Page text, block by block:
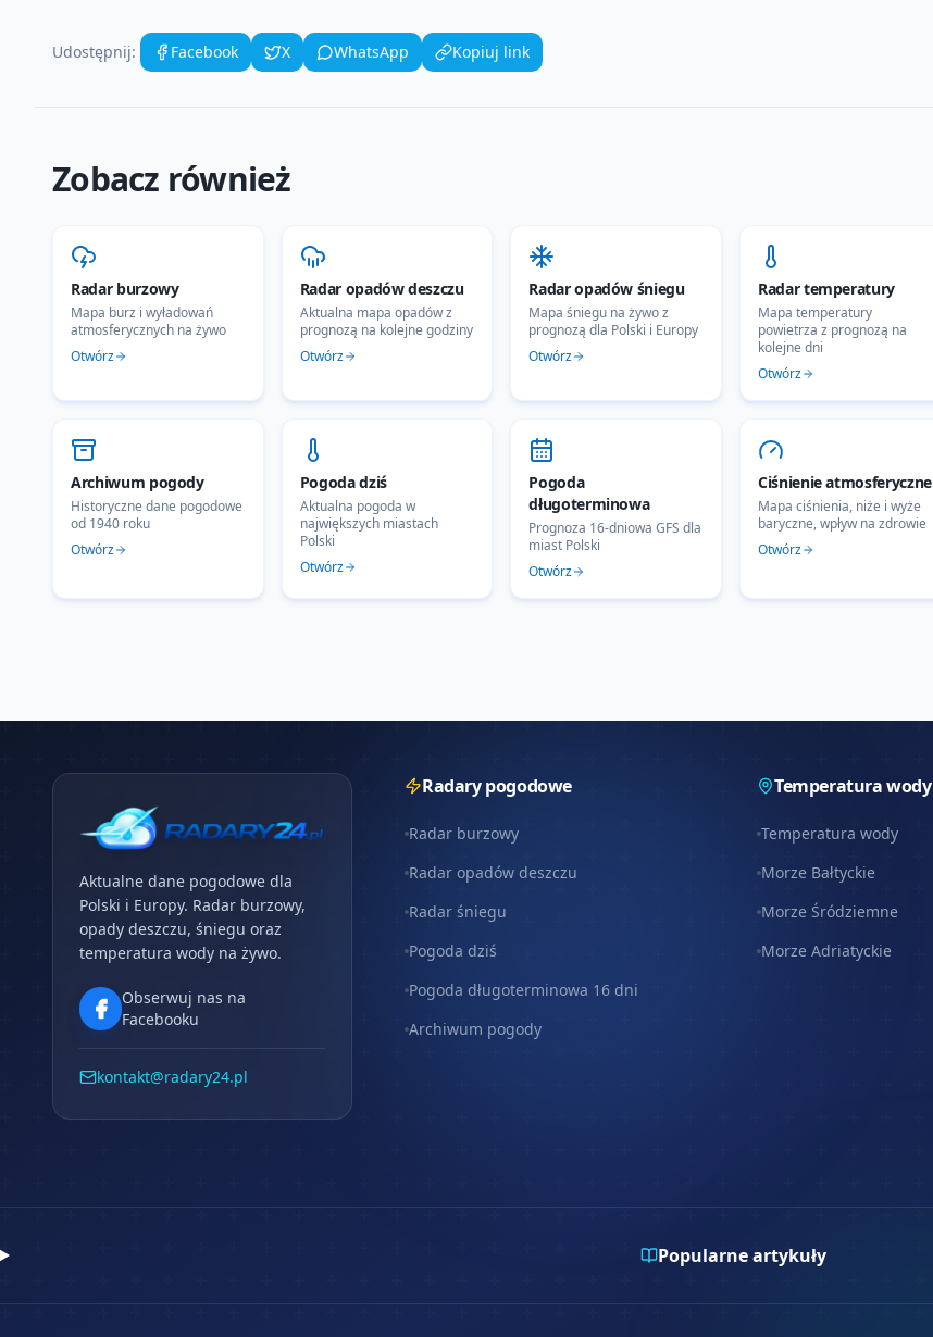
Udostępnij: Facebook X WhatsApp Kopiuj link
Zobacz również
Radar burzowy
Mapa burz i wyładowań
atmosferycznych na żywo
Otwórz
Radar opadów deszczu
Aktualna mapa opadów z
prognozą na kolejne godziny
Otwórz
Radar opadów śniegu
Mapa śniegu na żywo z
prognozą dla Polski i Europy
Otwórz
Radar temperatury
Mapa temperatury
powietrza z prognozą na
kolejne dni
Otwórz
Archiwum pogody
Historyczne dane pogodowe
od 1940 roku
Otwórz
Pogoda dziś
Aktualna pogoda w
największych miastach
Polski
Otwórz
Pogoda
długoterminowa
Prognoza 16-dniowa GFS dla
miast Polski
Otwórz
Ciśnienie atmosferyczne
Mapa ciśnienia, niże i wyże
baryczne, wpływ na zdrowie
Otwórz
Aktualne dane pogodowe dla
Polski i Europy. Radar burzowy,
opady deszczu, śniegu oraz
temperatura wody na żywo.
Obserwuj nas na
Facebooku
kontakt@radary24.pl
Radary pogodowe
Radar burzowy
Radar opadów deszczu
Radar śniegu
Pogoda dziś
Pogoda długoterminowa 16 dni
Archiwum pogody
Temperatura wody
Temperatura wody
Morze Bałtyckie
Morze Śródziemne
Morze Adriatyckie
Popularne artykuły